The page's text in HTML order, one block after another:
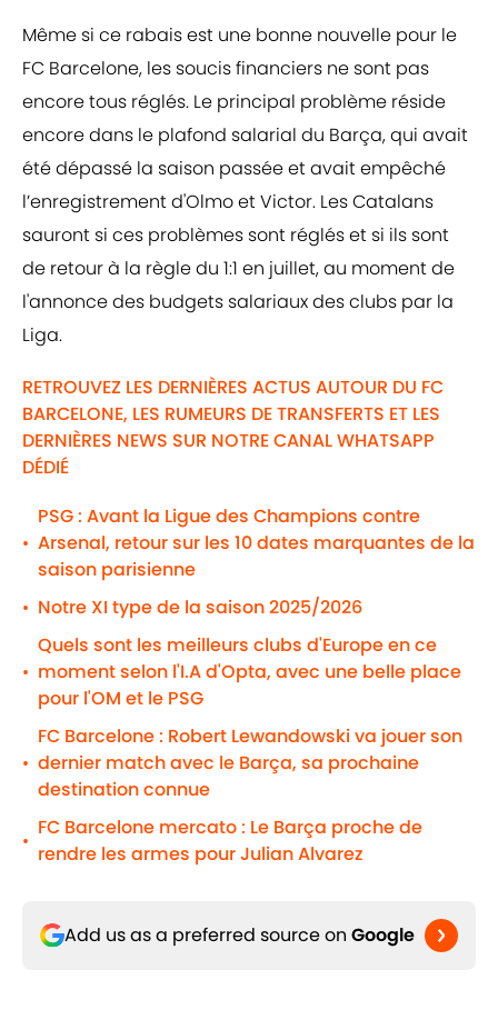
Même si ce rabais est une bonne nouvelle pour le
FC Barcelone, les soucis financiers ne sont pas
encore tous réglés. Le principal problème réside
encore dans le plafond salarial du Barça, qui avait
été dépassé la saison passée et avait empêché
l’enregistrement d'Olmo et Victor. Les Catalans
sauront si ces problèmes sont réglés et si ils sont
de retour à la règle du 1:1 en juillet, au moment de
l'annonce des budgets salariaux des clubs par la
Liga.
RETROUVEZ LES DERNIÈRES ACTUS AUTOUR DU FC
BARCELONE, LES RUMEURS DE TRANSFERTS ET LES
DERNIÈRES NEWS SUR NOTRE CANAL WHATSAPP
DÉDIÉ
•
PSG : Avant la Ligue des Champions contre
Arsenal, retour sur les 10 dates marquantes de la
saison parisienne
• Notre XI type de la saison 2025/2026
•
Quels sont les meilleurs clubs d'Europe en ce
moment selon l'I.A d'Opta, avec une belle place
pour l'OM et le PSG
•
FC Barcelone : Robert Lewandowski va jouer son
dernier match avec le Barça, sa prochaine
destination connue
•
FC Barcelone mercato : Le Barça proche de
rendre les armes pour Julian Alvarez
Add us as a preferred source on Google